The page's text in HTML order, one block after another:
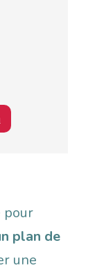
pour
plan de
une